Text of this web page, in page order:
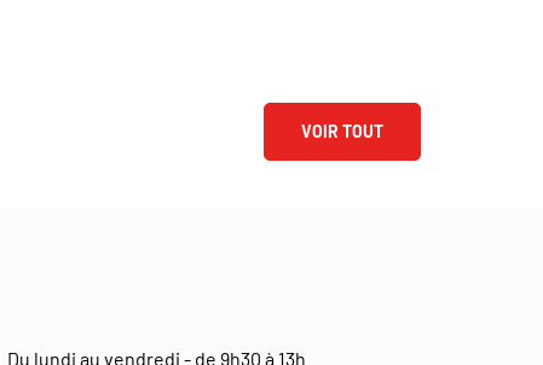
VOIR TOUT
Du lundi au vendredi - de 9h30 à 13h